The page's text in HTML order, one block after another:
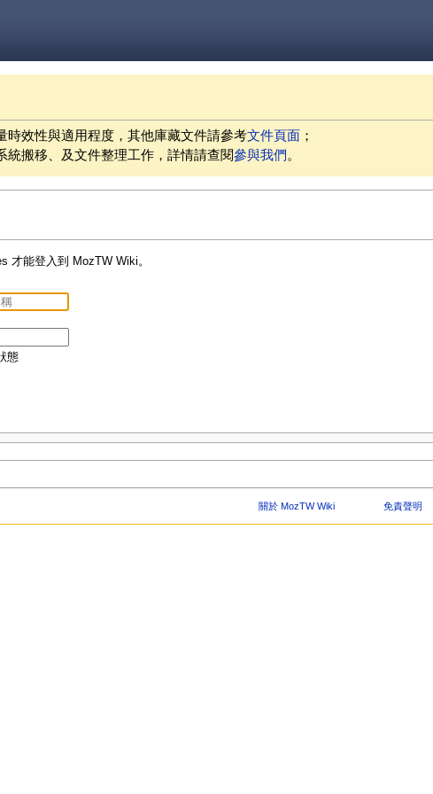
時效性與適用程度，其他庫藏文件請參考文件頁面 ；
統搬移、及文件整理工作，詳情請查閱參與我們。
才能登入到 MozTW Wiki。
態
關於 MozTW Wiki 免責聲明